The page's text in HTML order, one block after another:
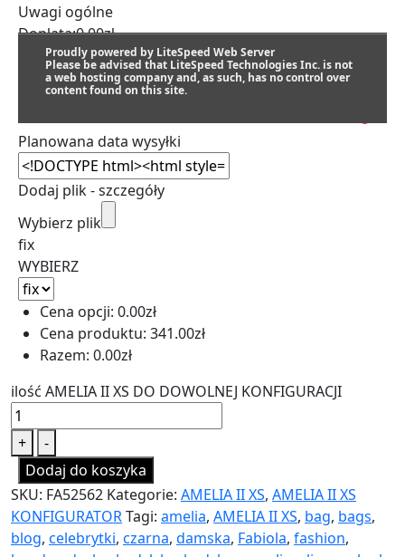
Uwagi ogólne
Dopłata:0.00zł
Proudly powered by LiteSpeed Web Server
Please be advised that LiteSpeed Technologies Inc. is not
a web hosting company and, as such, has no control over
content found on this site.
Planowana data wysyłki
Dodaj plik - szczegóły
Wybierz plik
fix
WYBIERZ
Cena opcji: 0.00zł
Cena produktu: 341.00zł
Razem: 0.00zł
ilość AMELIA II XS DO DOWOLNEJ KONFIGURACJI
+
-
Dodaj do koszyka
SKU: FA52562 Kategorie: AMELIA II XS, AMELIA II XS
KONFIGURATORTagi: amelia, AMELIA II XS, bag, bags,
blog, celebrytki, czarna, damska, Fabiola, fashion,